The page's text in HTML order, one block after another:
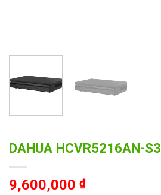
DAHUA HCVR5216AN-S3
9,600,000 ₫